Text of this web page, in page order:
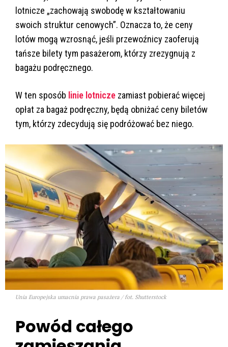
lotnicze „zachowają swobodę w kształtowaniu
swoich struktur cenowych”. Oznacza to, że ceny
lotów mogą wzrosnąć, jeśli przewoźnicy zaoferują
tańsze bilety tym pasażerom, którzy zrezygnują z
bagażu podręcznego.
W ten sposób linie lotnicze zamiast pobierać więcej
opłat za bagaż podręczny, będą obniżać ceny biletów
tym, którzy zdecydują się podróżować bez niego.
Unia Europejska umacnia prawa pasażera / fot. Shutterstock
Powód całego